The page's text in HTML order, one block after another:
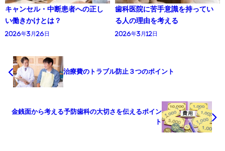
キャンセル・中断患者への正し
い働きかけとは？
2026年3月26日
歯科医院に苦手意識を持ってい
る人の理由を考える
2026年3月12日
治療費のトラブル防止３つのポイント
金銭面から考える予防歯科の大切さを伝えるポイン
ト